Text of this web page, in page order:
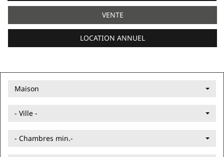
Maison
- Ville -
- Chambres min.-
VENTE
LOCATION ANNUEL